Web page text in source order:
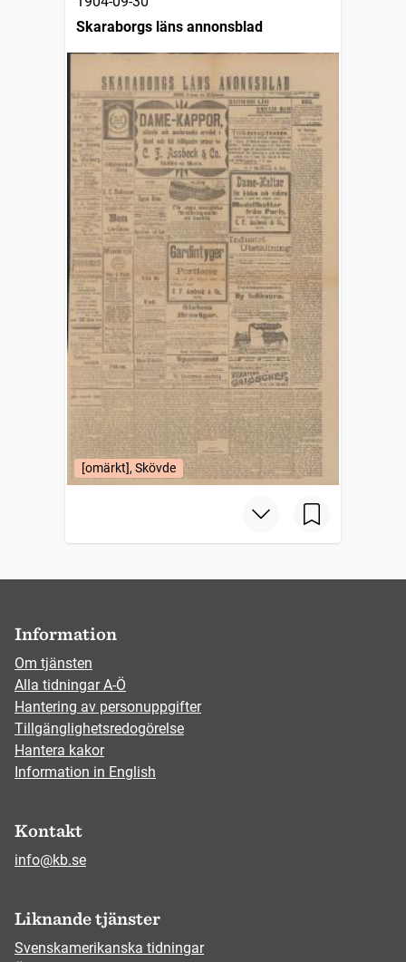
Skaraborgs läns annonsblad
[omärkt], Skövde
Information
Om tjänsten
Alla tidningar A-Ö
Hantering av personuppgifter
Tillgänglighetsredogörelse
Hantera kakor
Information in English
Kontakt
info@kb.se
Liknande tjänster
Svenskamerikanska tidningar